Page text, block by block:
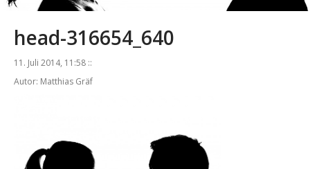
head-316654_640
11. Juli 2014, 11:58 ::
Autor: Matthias Gräf